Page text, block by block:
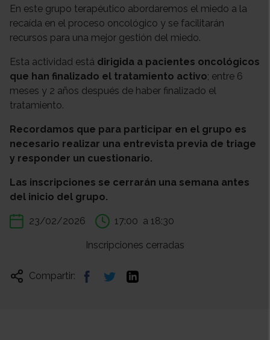
En este grupo terapéutico abordaremos el miedo a la
recaída en el proceso oncológico y se facilitarán
recursos para una mejor gestión del miedo.
Esta actividad está dirigida a pacientes oncológicos
que han finalizado el tratamiento activo; entre 6
meses y 2 años después de haber finalizado el
tratamiento.
Recordamos que para participar en el grupo es
necesario realizar una entrevista previa de triage
y responder un cuestionario.
Las inscripciones se cerrarán una semana antes
del inicio del grupo.
23/02/2026 17:00 a 18:30
Inscripciones cerradas
Compartir: